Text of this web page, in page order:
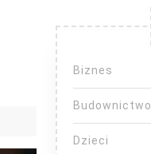
Biznes
Budownictwo
Dzieci